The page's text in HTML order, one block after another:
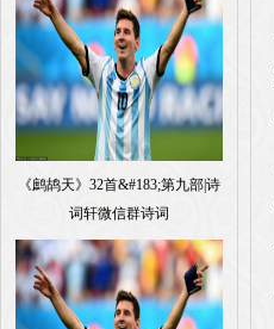
《鹧鸪天》32首&#183;第九部|诗
词轩微信群诗词